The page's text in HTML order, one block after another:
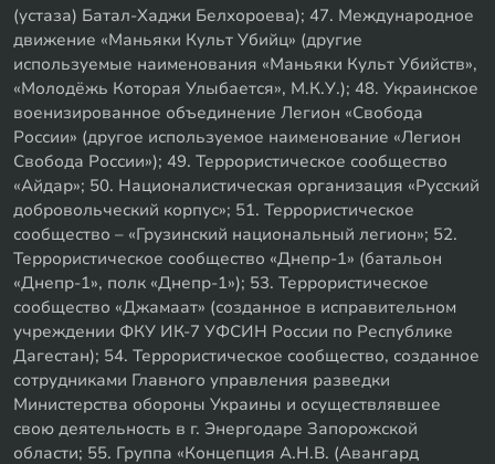
(устаза) Батал-Хаджи Белхороева); 47. Международное
движение «Маньяки Культ Убийц» (другие
используемые наименования «Маньяки Культ Убийств»,
«Молодёжь Которая Улыбается», М.К.У.); 48. Украинское
военизированное объединение Легион «Свобода
России» (другое используемое наименование «Легион
Свобода России»); 49. Террористическое сообщество
«Айдар»; 50. Националистическая организация «Русский
добровольческий корпус»; 51. Террористическое
сообщество – «Грузинский национальный легион»; 52.
Террористическое сообщество «Днепр-1» (батальон
«Днепр-1», полк «Днепр-1»); 53. Террористическое
сообщество «Джамаат» (созданное в исправительном
учреждении ФКУ ИК-7 УФСИН России по Республике
Дагестан); 54. Террористическое сообщество, созданное
сотрудниками Главного управления разведки
Министерства обороны Украины и осуществлявшее
свою деятельность в г. Энергодаре Запорожской
области; 55. Группа «Концепция А.Н.В. (Авангард